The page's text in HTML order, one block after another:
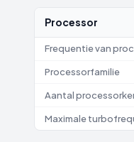
Processor
Frequentie van
Processorfamilie
Aantal
Maximale